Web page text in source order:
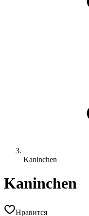
Kaninchen
Kaninchen
Нравится